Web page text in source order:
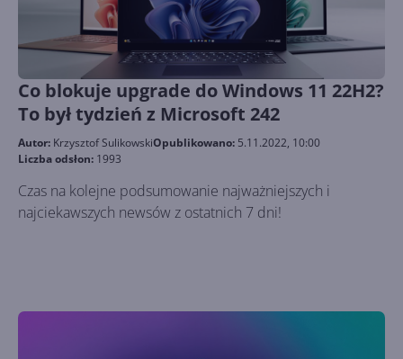
Co blokuje upgrade do Windows 11 22H2?
To był tydzień z Microsoft 242
Autor: Krzysztof SulikowskiOpublikowano: 5.11.2022, 10:00
Liczba odsłon: 1993
Czas na kolejne podsumowanie najważniejszych i
najciekawszych newsów z ostatnich 7 dni!